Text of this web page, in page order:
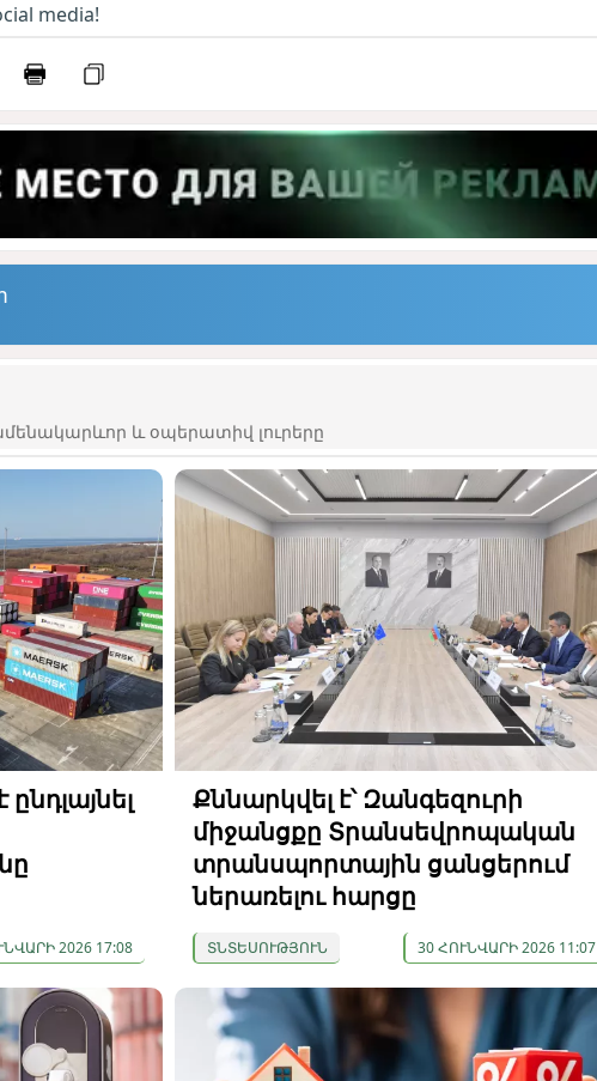
media!
և օպերատիվ լուրերը
2026 17:08
Քննարկվել է՝ Զանգեզուրի
միջանցքը Տրանսեվրոպական
տրանսպորտային ցանցերում
ներառելու հարցը
ՏՆՏԵՍՈՒԹՅՈՒՆ 30 ՀՈՒՆՎԱՐԻ 2026 11:07